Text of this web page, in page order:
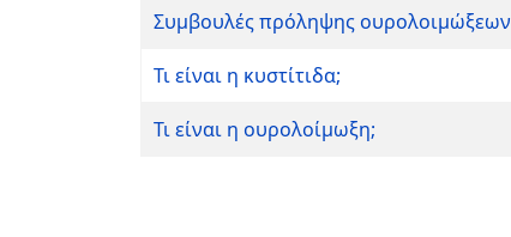
Συμβουλές πρόληψης ουρολοιμώξεων
Τι είναι η κυστίτιδα;
Τι είναι η ουρολοίμωξη;